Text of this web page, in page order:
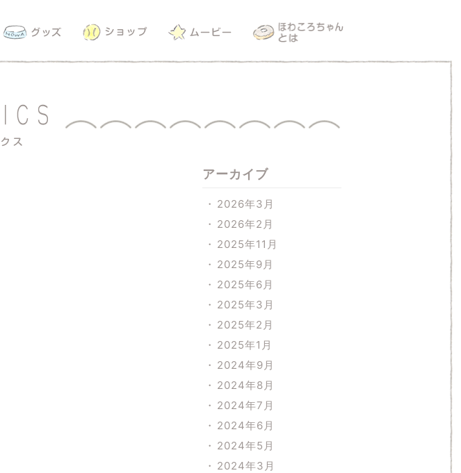
アーカイブ
2026年3月
2026年2月
2025年11月
2025年9月
2025年6月
2025年3月
2025年2月
2025年1月
2024年9月
2024年8月
2024年7月
2024年6月
2024年5月
2024年3月